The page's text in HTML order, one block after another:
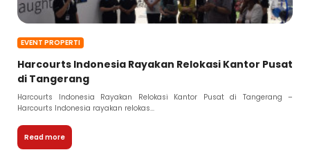
EVENT PROPERTI
Harcourts Indonesia Rayakan Relokasi Kantor Pusat
di Tangerang
Harcourts Indonesia Rayakan Relokasi Kantor Pusat di Tangerang –
Harcourts Indonesia rayakan relokas...
Read more